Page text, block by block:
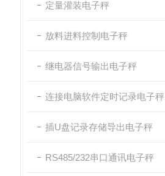
定量灌装电子秤
放料进料控制电子秤
继电器信号输出电子秤
连接电脑软件定时记录电子秤
插U盘记录存储导出电子秤
RS485/232串口通讯电子秤